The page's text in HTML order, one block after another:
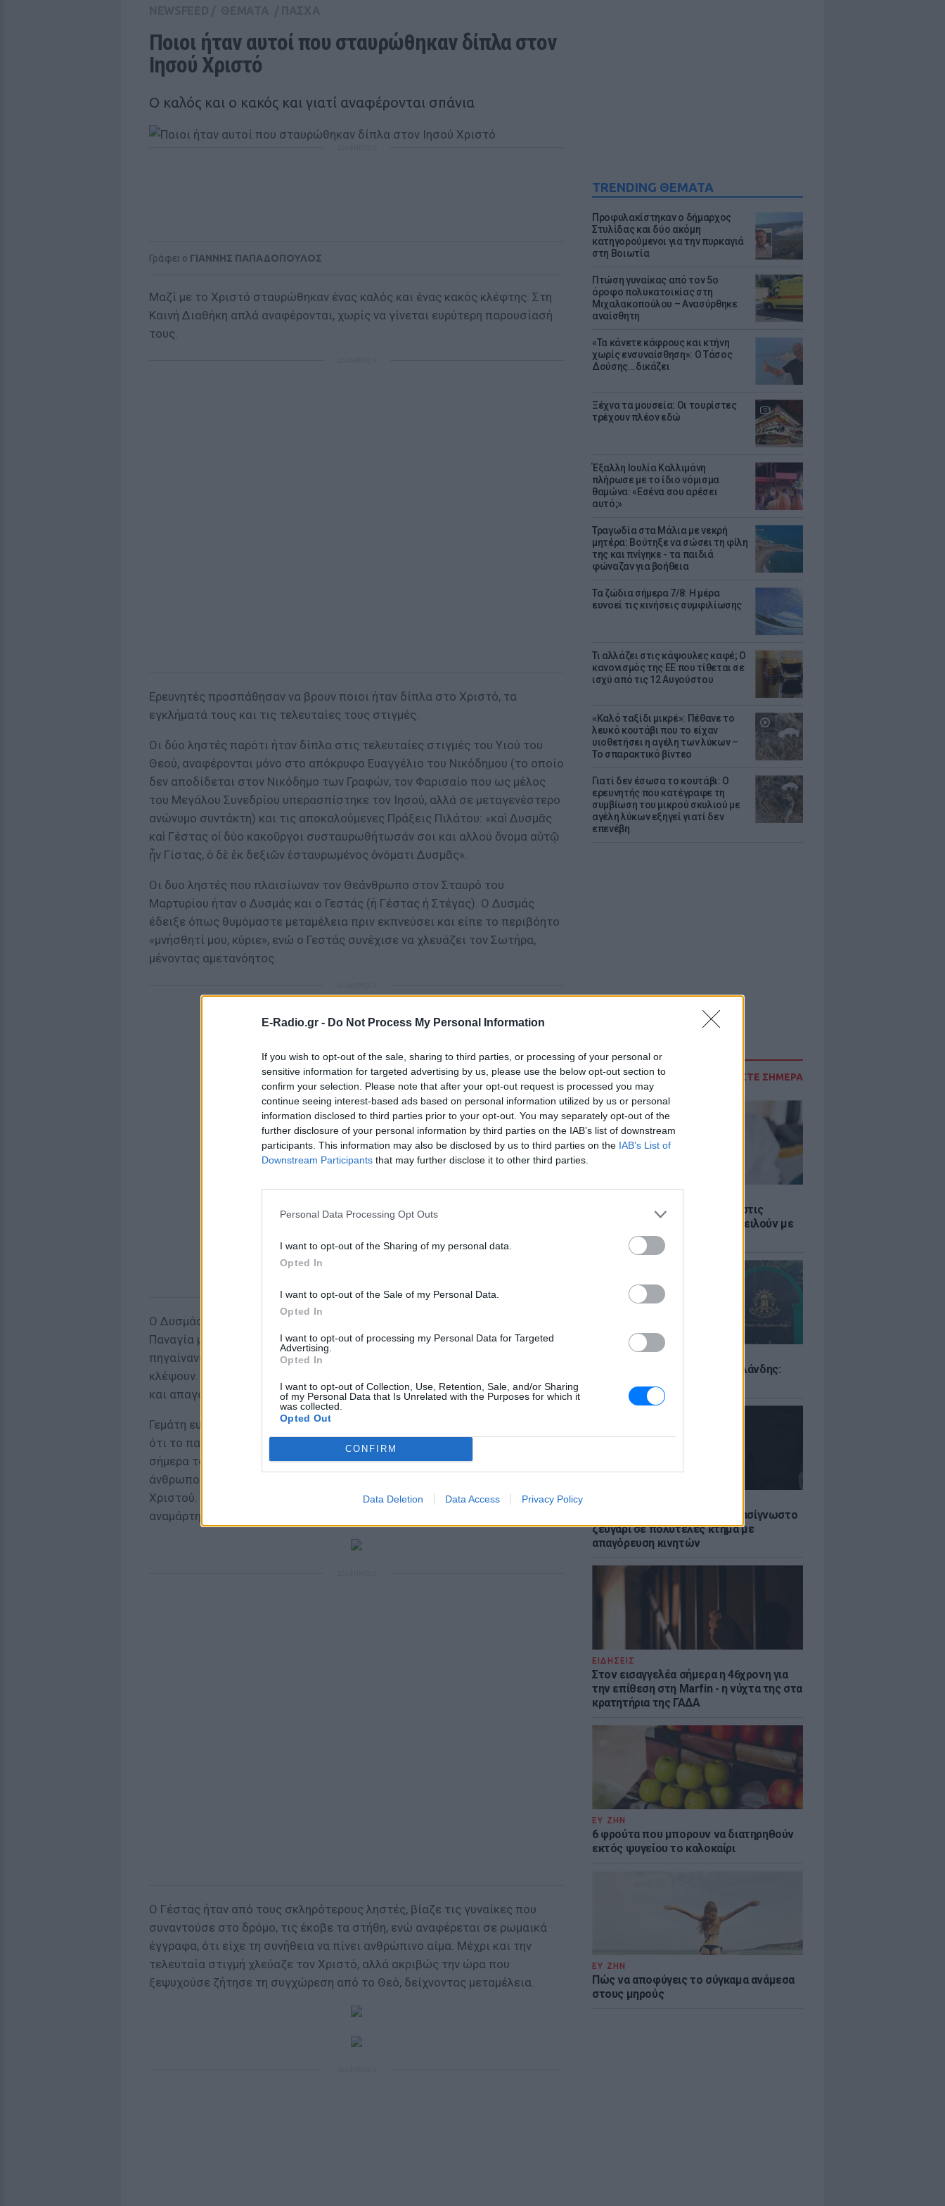
E-Radio.gr - Do Not Process My Personal Information
If you wish to opt-out of the sale, sharing to third parties, or processing of your personal or
sensitive information for targeted advertising by us, please use the below opt-out section to
confirm your selection. Please note that after your opt-out request is processed you may
continue seeing interest-based ads based on personal information utilized by us or personal
information disclosed to third parties prior to your opt-out. You may separately opt-out of the
further disclosure of your personal information by third parties on the IAB’s list of downstream
participants. This information may also be disclosed by us to third parties on the IAB’s List of
Downstream Participants that may further disclose it to other third parties.
Personal Data Processing Opt Outs
I want to opt-out of the Sharing of my personal data.
Opted In
I want to opt-out of the Sale of my Personal Data.
Opted In
I want to opt-out of processing my Personal Data for Targeted
Advertising.
Opted In
I want to opt-out of Collection, Use, Retention, Sale, and/or Sharing
of my Personal Data that Is Unrelated with the Purposes for which it
was collected.
Opted Out
CONFIRM
Data Deletion Data Access Privacy Policy
TRENDING ΘΕΜΑΤΑ
Προφυλακίστηκαν ο δήμαρχος
Στυλίδας και δύο ακόμη
κατηγορούμενοι για την πυρκαγιά
στη Βοιωτία
Πτώση γυναίκας από τον 5ο
όροφο πολυκατοικίας στη
Μιχαλακοπούλου – Ανασύρθηκε
αναίσθητη
«Τα κάνετε κάφρους και κτήνη
χωρίς ενσυναίσθηση»: Ο Τάσος
Δούσης...δικάζει
Ξέχνα τα μουσεία: Οι τουρίστες
τρέχουν πλέον εδώ
Έξαλλη Ιουλία Καλλιμάνη
πλήρωσε με το ίδιο νόμισμα
θαμώνα: «Εσένα σου αρέσει
αυτό;»
Τραγωδία στα Μάλια με νεκρή
μητέρα: Βούτηξε να σώσει τη φίλη
της και πνίγηκε - τα παιδιά
φώναζαν για βοήθεια
Τα ζώδια σήμερα 7/8: Η μέρα
ευνοεί τις κινήσεις συμφιλίωσης
Τι αλλάζει στις κάψουλες καφέ; Ο
κανονισμός της ΕΕ που τίθεται σε
ισχύ από τις 12 Αυγούστου
«Καλό ταξίδι μικρέ»: Πέθανε το
λευκό κουτάβι που το είχαν
υιοθετήσει η αγέλη των λύκων –
Το σπαρακτικό βίντεο
Γιατί δεν έσωσα το κουτάβι: Ο
ερευνητής που κατέγραφε τη
συμβίωση του μικρού σκυλιού με
αγέλη λύκων εξηγεί γιατί δεν
επενέβη
ΔΙΑΒΑΣΤΕ ΣΗΜΕΡΑ
Γονικές παροχές: Οι παγίδες στις
μεταφορές χρημάτων που απειλούν με
ΕΙΔΗΣΕΙΣ
Μακελειό σε σχολείο της Ταϊλάνδης:
Μαθητής άνοιξε πυρ
Μυστική γαμήλια γιορτή για πασίγνωστο
ζευγάρι σε πολυτελές κτήμα με
απαγόρευση κινητών
ΕΙΔΗΣΕΙΣ
Στον εισαγγελέα σήμερα η 46χρονη για
την επίθεση στη Marfin - η νύχτα της στα
κρατητήρια της ΓΑΔΑ
ΕΥ ΖΗΝ
6 φρούτα που μπορουν να διατηρηθούν
εκτός ψυγείου το καλοκαίρι
ΕΥ ΖΗΝ
Πώς να αποφύγεις το σύγκαμα ανάμεσα
στους μηρούς
Ποιοι ήταν αυτοί που σταυρώθηκαν δίπλα στον
Ιησού Χριστό
Ο καλός και ο κακός και γιατί αναφέρονται σπάνια
Γράφει ο ΓΙΑΝΝΗΣ ΠΑΠΑΔΟΠΟΥΛΟΣ
Μαζί με το Χριστό σταυρώθηκαν ένας καλός και ένας κακός κλέφτης. Στη
Καινή Διαθήκη απλά αναφέρονται, χωρίς να γίνεται ευρύτερη παρουσίασή
τους.
Ερευνητές προσπάθησαν να βρουν ποιοι ήταν δίπλα στο Χριστό, τα
εγκλήματά τους και τις τελευταίες τους στιγμές.
Οι δύο ληστές παρότι ήταν δίπλα στις τελευταίες στιγμές του Υιού του
Θεού, αναφέρονται μόνο στο απόκρυφο Ευαγγέλιο του Νικόδημου (το οποίο
δεν αποδίδεται στον Νικόδημο των Γραφών, τον Φαρισαίο που ως μέλος
του Μεγάλου Συνεδρίου υπερασπίστηκε τον Ιησού, αλλά σε μεταγενέστερο
ανώνυμο συντάκτη) και τις αποκαλούμενες Πράξεις Πιλάτου: «καὶ Δυσμᾶς
καὶ Γέστας οἱ δύο κακοῦργοι συσταυρωθήτωσάν σοι και αλλού ὄνομα αὐτῷ
ᾖν Γίστας, ὁ δὲ ἐκ δεξιῶν ἐσταυρωμένος ὀνόματι Δυσμᾶς».
Οι δυο ληστές που πλαισίωναν τον Θεάνθρωπο στον Σταυρό του
Μαρτυρίου ήταν ο Δυσμάς και ο Γεστάς (ή Γέστας ή Στέγας). O Δυσμάς
έδειξε όπως θυμόμαστε μεταμέλεια πριν εκπνεύσει και είπε το περιβόητο
«μνήσθητί μου, κύριε», ενώ ο Γεστάς συνέχισε να χλευάζει τον Σωτήρα,
μένοντας αμετανόητος.
Ο Δυσμάς δεν ήταν πρώτη φορά που συναντούσε το Χριστό. Όταν η
Παναγία μαζί με τον Ιωσήφ και το θείο βρέφος πάνω σε ένα γαιδουράκι,
πηγαίνανε στην Ιερουσαλήμ, η συμμορία του Δυσμά προσπάθησε να τους
κλέψουν. Όταν όμως αντίκρυσε το θείο βρέφος, είδε μια λάμψη γύρω του,
και απαγόρευσε στους ληστές να τους επιτεθούν.
Γεμάτη ευγνωμοσύνη προς τον καλό ληστή, η Θεοτόκος του είπε: «Γνώριζε
ότι το παιδί αυτό θα σε ανταμείψει με ανταμοιβή μεγάλη, επειδή εσύ
σήμερα τον προστάτευσες». Τριάντα τρία χρόνια αργότερα, ο ίδιος
άνθρωπος κρεμιόταν στον σταυρό για τα εγκλήματά του, στα δεξιά του
Χριστού. Το όνομά του ήταν Δυσμάς! Και βλέποντας δίπλα του τον
αναμάρτητο Ιησού, μετανόησε για κάθε κακό που είχε κάνει στη ζωή του.
Ο Γέστας ήταν από τους σκληρότερους ληστές, βίαζε τις γυναίκες που
συναντούσε στο δρόμο, τις έκοβε τα στήθη, ενώ αναφέρεται σε ρωμαικά
έγγραφα, ότι είχε τη συνήθεια να πίνει ανθρώπινο αίμα. Μέχρι και την
τελευταία στιγμή χλεύαζε τον Χριστό, αλλά ακριβώς την ώρα που
ξεψυχούσε ζήτησε τη συγχώρεση από το Θεό, δείχνοντας μεταμέλεια.